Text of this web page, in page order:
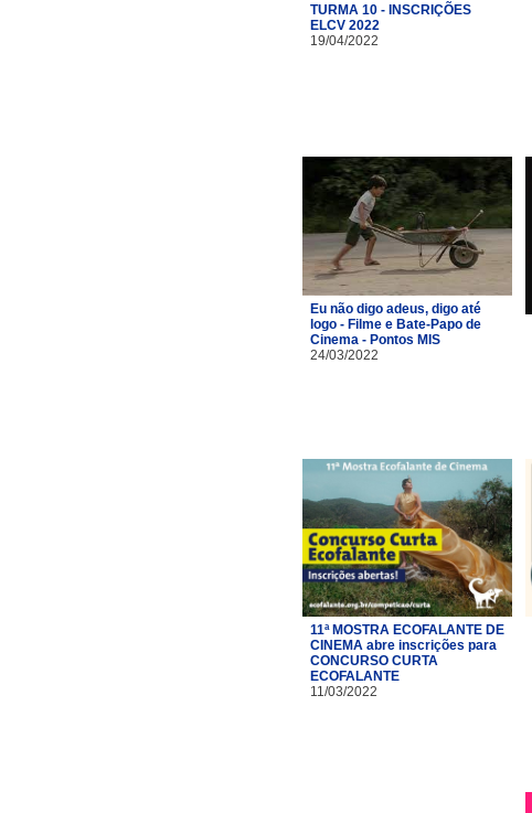
TURMA 10 - INSCRIÇÕES
ELCV 2022
19/04/2022
Eu não digo adeus, digo até
logo - Filme e Bate-Papo de
Cinema - Pontos MIS
24/03/2022
11ª MOSTRA ECOFALANTE DE
CINEMA abre inscrições para
CONCURSO CURTA
ECOFALANTE
11/03/2022